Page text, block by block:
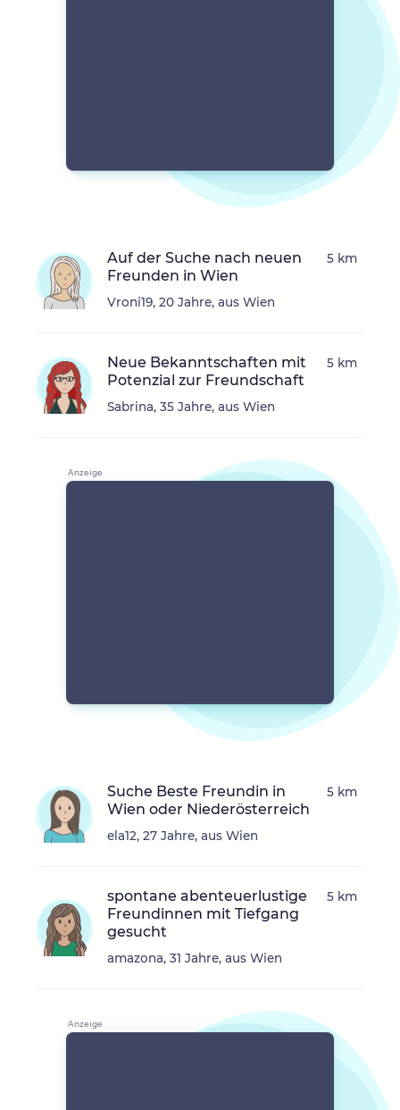
Auf der Suche nach neuen
Freunden in Wien
Vroni19, 20 Jahre, aus Wien
5 km
Neue Bekanntschaften mit
Potenzial zur Freundschaft
Sabrina, 35 Jahre, aus Wien
5 km
Suche Beste Freundin in
Wien oder Niederösterreich
ela12, 27 Jahre, aus Wien
5 km
spontane abenteuerlustige
Freundinnen mit Tiefgang
gesucht
amazona, 31 Jahre, aus Wien
5 km